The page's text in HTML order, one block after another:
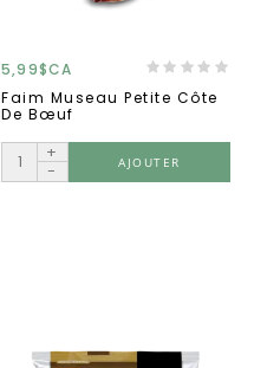
5,99$CA
Faim Museau Petite Côte
De Bœuf
+
-
AJOUTER